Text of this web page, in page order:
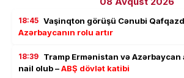
18:45 Vaşinqton görüşü Cənubi
Azərbaycanın rolu artır
18:39 Tramp Ermənistan və Azərbaycan
nail olub –ABŞ dövlət katibi